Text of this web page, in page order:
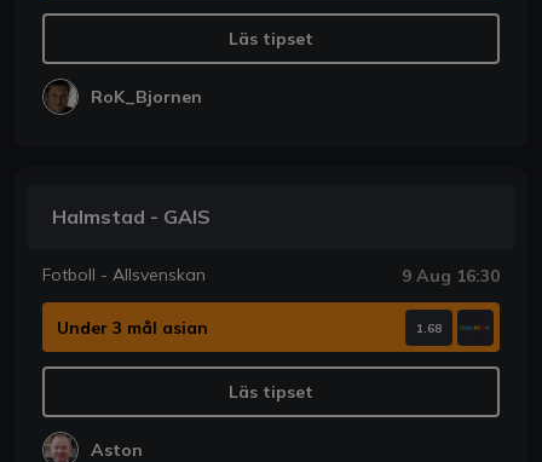
Läs tipset
RoK_Bjornen
Halmstad - GAIS
Fotboll - Allsvenskan 9 Aug 16:30
Under 3 mål asian 1.68
Läs tipset
Aston